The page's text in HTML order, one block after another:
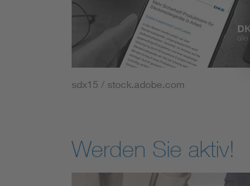
sdx15 / stock.adobe.com
Werden Sie aktiv!